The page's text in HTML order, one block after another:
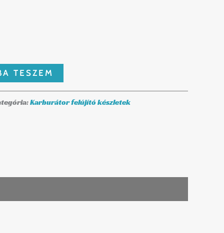
TESZEM
Karburátor felújító készletek